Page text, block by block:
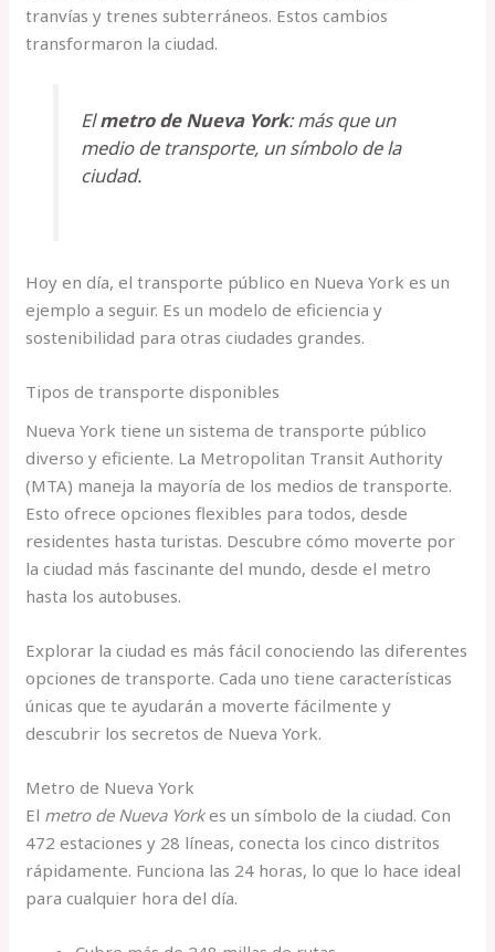
tranvías y trenes subterráneos. Estos cambios
transformaron la ciudad.
Elmetro de Nueva York: más que un
medio de transporte, un símbolo de la
ciudad.
Hoy en día, el transporte público en Nueva York es un
ejemplo a seguir. Es un modelo de eficiencia y
sostenibilidad para otras ciudades grandes.
Tipos de transporte disponibles
Nueva York tiene un sistema de transporte público
diverso y eficiente. La Metropolitan Transit Authority
(MTA) maneja la mayoría de los medios de transporte.
Esto ofrece opciones flexibles para todos, desde
residentes hasta turistas. Descubre cómo moverte por
la ciudad más fascinante del mundo, desde el metro
hasta los autobuses.
Explorar la ciudad es más fácil conociendo las diferentes
opciones de transporte. Cada uno tiene características
únicas que te ayudarán a moverte fácilmente y
descubrir los secretos de Nueva York.
Metro de Nueva York
El metro de Nueva Yorkes un símbolo de la ciudad. Con
472 estaciones y 28 líneas, conecta los cinco distritos
rápidamente. Funciona las 24 horas, lo que lo hace ideal
para cualquier hora del día.